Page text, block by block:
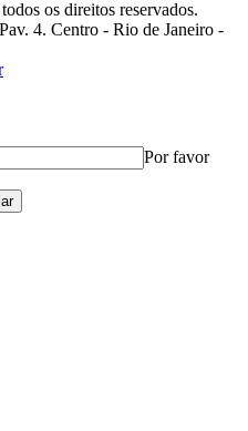
os direitos reservados.
4. Centro - Rio de Janeiro -
Por favor